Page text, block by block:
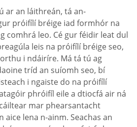
ar an láithreán, tá an-
próifílí bréige iad formhór na
comhrá leo. Cé gur féidir leat dul
leis na próifílí bréige seo,
i ndáiríre. Má tá tú ag
tríd an suíomh seo, bí
i ngaiste do na próifílí
phróifíl eile a dtiocfá air ná
mar phearsantacht
aice lena n-ainm. Seachas an